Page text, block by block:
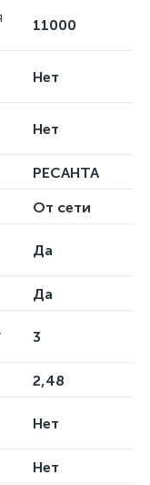
11000
Нет
Нет
РЕСАНТА
От сети
Да
Да
3
2,48
Нет
Нет